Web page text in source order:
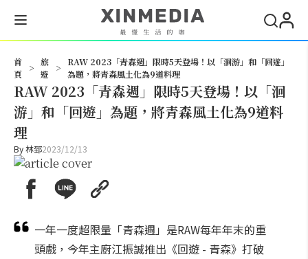
首
頁
>
旅
遊
>
RAW 2023「青森週」限時5天登場！以「洄游」和「回遊」
為題，將青森風土化為9道料理
RAW 2023「青森週」限時5天登場！以「洄
游」和「回遊」為題，將青森風土化為9道料
理
By林郅2023/12/13
一年一度超限量「青森週」是RAW每年年末的重
頭戲，今年主廚江振誠推出《回遊 - 青森》打破